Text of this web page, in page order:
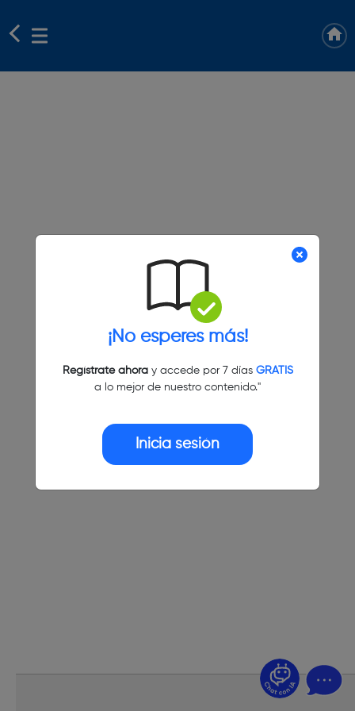
¡No esperes más!
Regístrate ahoray accede por 7 días GRATIS
a lo mejor de nuestro contenido."
Inicia sesión